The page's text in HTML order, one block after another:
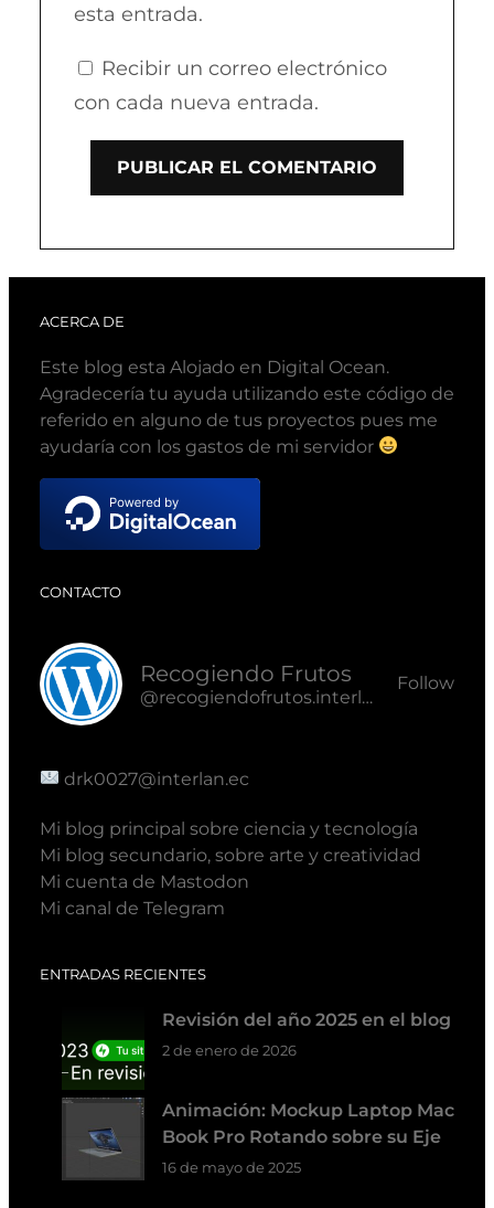
esta entrada.
Recibir un correo electrónico
con cada nueva entrada.
ACERCA DE
Este blog esta Alojado en Digital Ocean.
Agradecería tu ayuda utilizando este código de
referido en alguno de tus proyectos pues me
ayudaría con los gastos de mi servidor
CONTACTO
Recogiendo Frutos
@recogiendofrutos.interlan.ec@recogiendofrutos.interlan.ec
Follow
drk0027@interlan.ec
Mi blog principal sobre ciencia y tecnología
Mi blog secundario, sobre arte y creatividad
Mi cuenta de Mastodon
Mi canal de Telegram
ENTRADAS RECIENTES
Revisión del año 2025 en el blog
2 de enero de 2026
Animación: Mockup Laptop Mac
Book Pro Rotando sobre su Eje
16 de mayo de 2025